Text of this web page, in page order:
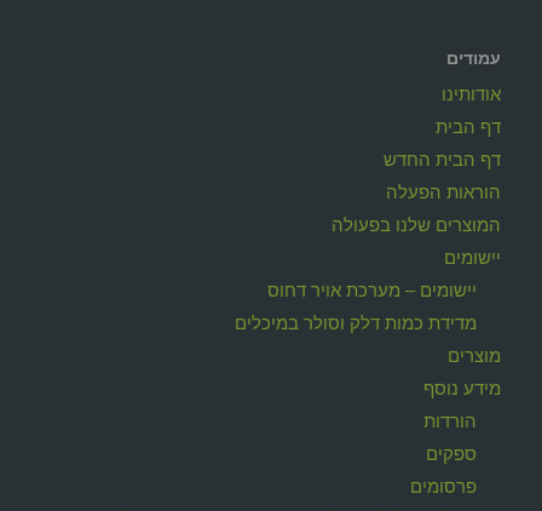
עמודים
אודותינו
דף הבית
דף הבית החדש
הוראות הפעלה
המוצרים שלנו בפעולה
יישומים
יישומים – מערכת אויר דחוס
מדידת כמות דלק וסולר במיכלים
מוצרים
מידע נוסף
הורדות
ספקים
פרסומים